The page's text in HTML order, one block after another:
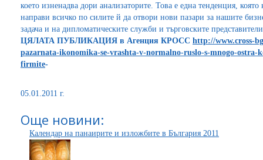
което изненадва дори анализаторите. Това е една тенденция,
направи всичко по силите й да отвори нови пазари за нашите
задача и на дипломатическите служби и търговските
ЦЯЛАТА ПУБЛИКАЦИЯ в Агенция КРОСС http://www.cross-
pazarnata-ikonomika-se-vrashta-v-normalno-ruslo-s-mnogo-
firmite-
05.01.2011 г.
Още новини:
Календар на панаирите и изложбите в България 2011